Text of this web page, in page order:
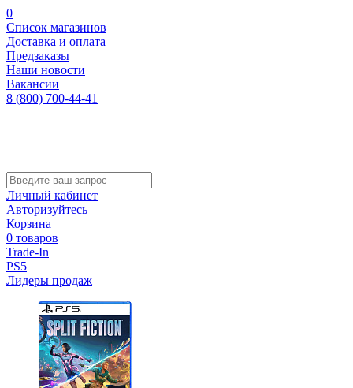
0
Список магазинов
Доставка и оплата
Предзаказы
Наши новости
Вакансии
8 (800) 700-44-41
Личный кабинет
Авторизуйтесь
Корзина
0 товаров
Trade-In
PS5
Лидеры продаж